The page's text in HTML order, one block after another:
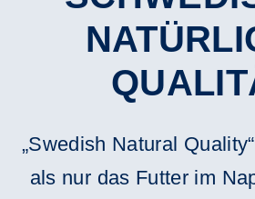
„Swedish Natural
als nur das Futter im